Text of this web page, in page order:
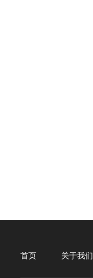
首页 关于我们